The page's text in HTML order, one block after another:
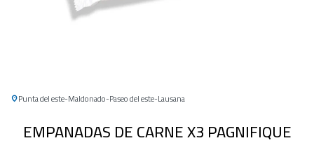
Punta del este Maldonado Paseo del este Lausana
EMPANADAS DE CARNE X3 PAGNIFIQUE